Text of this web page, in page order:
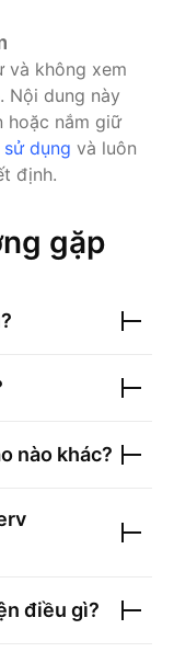
và không xem
Nội dung này
hoặc nắm giữ
dụng và luôn
định.
gặp
nào khác?
điều gì?